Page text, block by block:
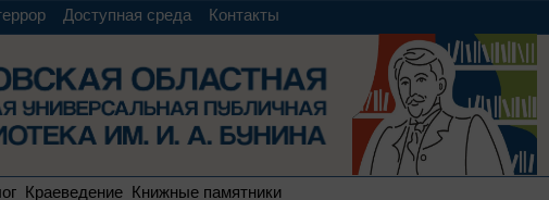
Доступная среда Контакты
Краеведение Книжные памятники